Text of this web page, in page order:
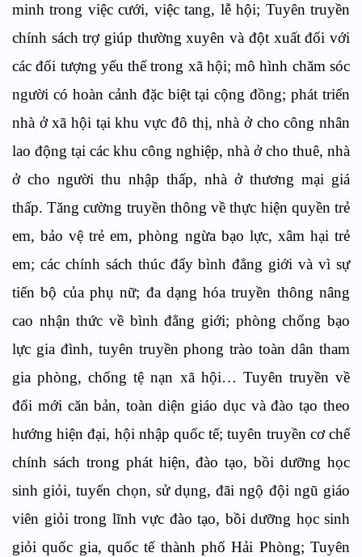
minh trong việc cưới, việc tang, lễ hội; Tuyên truyền
chính sách trợ giúp thường xuyên và đột xuất đối với
các đối tượng yếu thế trong xã hội; mô hình chăm sóc
người có hoàn cảnh đặc biệt tại cộng đồng; phát triển
nhà ở xã hội tại khu vực đô thị, nhà ở cho công nhân
lao động tại các khu công nghiệp, nhà ở cho thuê, nhà
ở cho người thu nhập thấp, nhà ở thương mại giá
thấp. Tăng cường truyền thông về thực hiện quyền trẻ
em, bảo vệ trẻ em, phòng ngừa bạo lực, xâm hại trẻ
em; các chính sách thúc đẩy bình đẳng giới và vì sự
tiến bộ của phụ nữ; đa dạng hóa truyền thông nâng
cao nhận thức về bình đẳng giới; phòng chống bạo
lực gia đình, tuyên truyền phong trào toàn dân tham
gia phòng, chống tệ nạn xã hội… Tuyên truyền về
đổi mới căn bản, toàn diện giáo dục và đào tạo theo
hướng hiện đại, hội nhập quốc tế; tuyên truyền cơ chế
chính sách trong phát hiện, đào tạo, bồi dưỡng học
sinh giỏi, tuyển chọn, sử dụng, đãi ngộ đội ngũ giáo
viên giỏi trong lĩnh vực đào tạo, bồi dưỡng học sinh
giỏi quốc gia, quốc tế thành phố Hải Phòng; Tuyên